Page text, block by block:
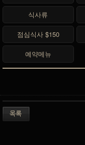
식사류
점심식사 $150
예약메뉴
목록